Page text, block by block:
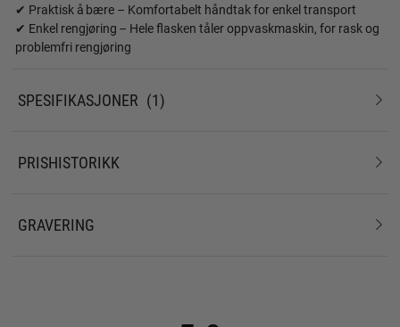
✔ Praktisk å bære – Komfortabelt håndtak for enkel transport
✔ Enkel rengjøring – Hele flasken tåler oppvaskmaskin, for rask og
problemfri rengjøring
SPESIFIKASJONER 1
PRISHISTORIKK
GRAVERING